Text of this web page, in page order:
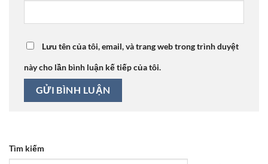
Lưu tên của tôi, email, và trang web trong trình duyệt
này cho lần bình luận kế tiếp của tôi.
Tìm kiếm